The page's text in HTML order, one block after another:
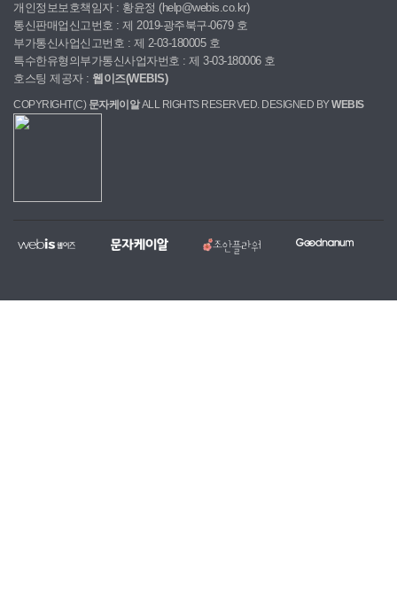
개인정보보호책임자 : 황윤정 (help@webis.co.kr)
통신판매업신고번호 : 제 2019-광주북구-0679 호
부가통신사업신고번호 : 제 2-03-180005 호
특수한유형의부가통신사업자번호 : 제 3-03-180006 호
호스팅 제공자 : 웹이즈(WEBIS)
COPYRIGHT(C) 문자케이알ALL RIGHTS RESERVED. DESIGNED BYWEBIS
이
홈
제
문
자
알
대
알
조
안
워
국
꽃
굿
복
홈